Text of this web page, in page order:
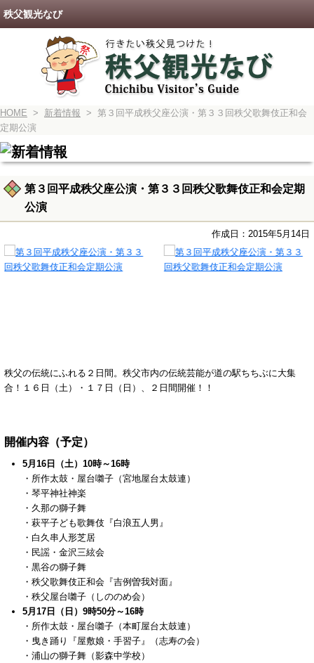
HOME > 新着情報 > 第３回平成秩父座公演・第３３回秩父歌舞伎正和会
定期公演
第３回平成秩父座公演・第３３回秩父歌舞伎正和会定期
公演
作成日：2015年5月14日
秩父の伝統にふれる２日間。秩父市内の伝統芸能が道の駅ちちぶに大集
合！１６日（土）・１７日（日）、２日間開催！！
開催内容（予定）
5月16日（土）10時～16時
・所作太鼓・屋台囃子（宮地屋台太鼓連）
・琴平神社神楽
・久那の獅子舞
・萩平子ども歌舞伎『白浪五人男』
・白久串人形芝居
・民謡・金沢三絃会
・黒谷の獅子舞
・秩父歌舞伎正和会『吉例曽我対面』
・秩父屋台囃子（しののめ会）
5月17日（日）9時50分～16時
・所作太鼓・屋台囃子（本町屋台太鼓連）
・曳き踊り『屋敷娘・手習子』（志寿の会）
・浦山の獅子舞（影森中学校）
秩父観光なび